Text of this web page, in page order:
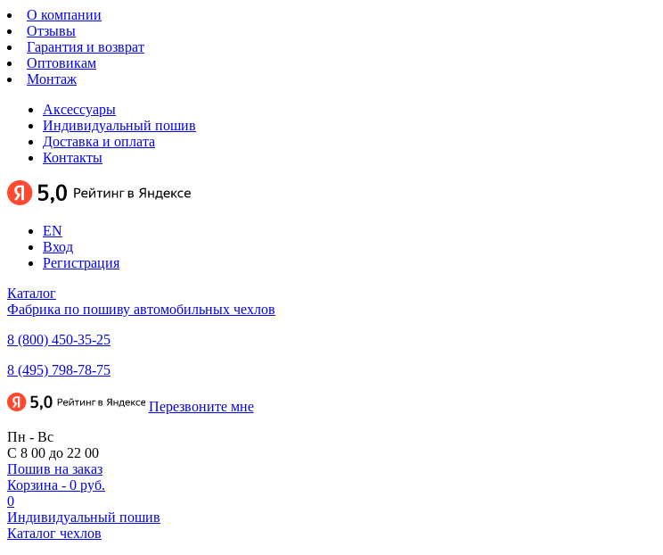
О компании
Отзывы
Гарантия и возврат
Оптовикам
Монтаж
Аксессуары
Индивидуальный пошив
Доставка и оплата
Контакты
EN
Вход
Регистрация
Каталог
Фабрика по пошиву автомобильных чехлов
8 (800) 450-35-25
8 (495) 798-78-75
Перезвоните мне
Пн - Вс
С 8 00 до 22 00
Пошив на заказ
Корзина - 0 руб.
0
Индивидуальный пошив
Каталог чехлов